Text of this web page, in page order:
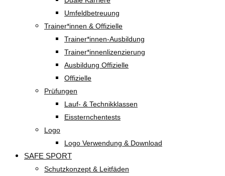
Umfeldbetreuung
Trainer*innen & Offizielle
Trainer*innen-Ausbildung
Trainer*innenlizenzierung
Ausbildung Offizielle
Offizielle
Prüfungen
Lauf- & Technikklassen
Eissternchentests
Logo
Logo Verwendung & Download
SAFE SPORT
Schutzkonzept & Leitfäden